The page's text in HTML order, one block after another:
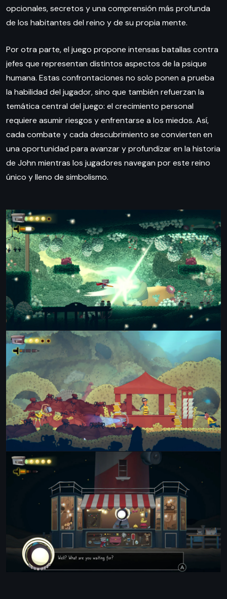
opcionales, secretos y una comprensión más profunda
de los habitantes del reino y de su propia mente.
Por otra parte, el juego propone intensas batallas contra
jefes que representan distintos aspectos de la psique
humana. Estas confrontaciones no solo ponen a prueba
la habilidad del jugador, sino que también refuerzan la
temática central del juego: el crecimiento personal
requiere asumir riesgos y enfrentarse a los miedos. Así,
cada combate y cada descubrimiento se convierten en
una oportunidad para avanzar y profundizar en la historia
de John mientras los jugadores navegan por este reino
único y lleno de simbolismo.